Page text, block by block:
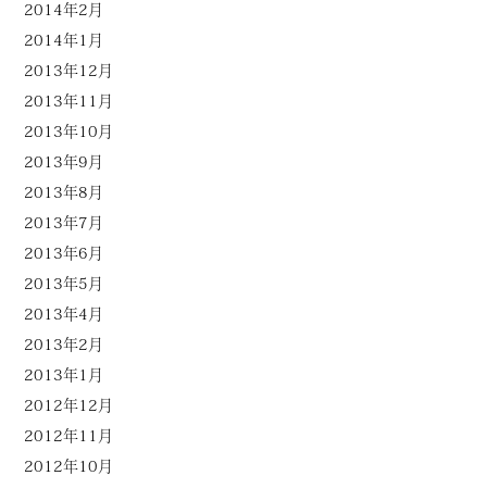
2014年2月
2014年1月
2013年12月
2013年11月
2013年10月
2013年9月
2013年8月
2013年7月
2013年6月
2013年5月
2013年4月
2013年2月
2013年1月
2012年12月
2012年11月
2012年10月